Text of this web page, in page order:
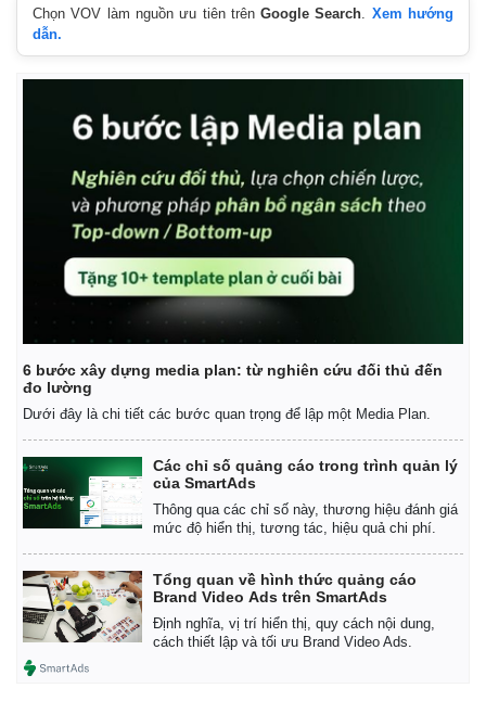
Chọn VOV làm nguồn ưu tiên trênGoogle Search. Xem hướng
dẫn.
6 bước xây dựng media plan: từ nghiên cứu đối thủ đến
đo lường
Dưới đây là chi tiết các bước quan trọng để lập một Media Plan.
Các chỉ số quảng cáo trong trình quản lý
của SmartAds
Thông qua các chỉ số này, thương hiệu đánh giá
mức độ hiển thị, tương tác, hiệu quả chi phí.
Tổng quan về hình thức quảng cáo
Brand Video Ads trên SmartAds
Định nghĩa, vị trí hiển thị, quy cách nội dung,
cách thiết lập và tối ưu Brand Video Ads.